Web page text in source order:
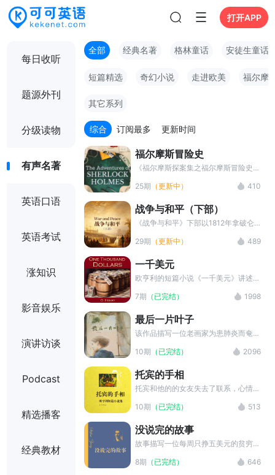
打开APP
每日收听
题源外刊
分级读物
有声名著
英语口语
英语考试
涨知识
影音娱乐
演讲访谈
Podcast
精选播客
经典教材
全部 经典名著 格林童话 安徒生童话
短篇精选 奇幻小说 走进欧美 福尔摩
其它系列
综合 订阅最多 更新时间
福尔摩斯冒险史
《福尔摩斯探案集之福尔摩斯冒险史》
斯冒险探案的精彩绝伦，扣人心弦，情
福尔摩斯的挚友华生医生与其一起侦破
大案，他们不畏风险，有时会深入虎
案天赋和卓越才华也在这些案件中展露
25期 （更新中） 410
战争与和平（下部）
《战争与和平》下部以1812年拿破仑
醒、安德烈的生命终结、娜塔莎的成长
族历史交织的宏大史诗，并表达了托尔
斯泰关于历史和人生意义的深刻思考。
29期 （更新中） 489
一千美元
欧亨利的短篇小说《一千美元》讲述了
来的一千美元遗产，最后如愿以偿拥有
由一道道选择题构成的。“一失足成千
古恨”的遗恨，“鱼与熊掌不可兼得”的
的选择。
7期 （已完结） 1998
最后一片叶子
该作品描写一位老画家为患肺炎而奄奄
事。老画家贝尔曼是一个在社会底层挣
穷困潦倒，却热爱绘画艺术，为挽救一
个青年画家的生命而献出了自己的生
10期 （已完结） 2096
托宾的手相
托宾和他的的女友失去了联系，心情无
不能的大师告诉托宾：一个深肤色的男
运，他即将面临着破财之灾，而一个弯
鼻子的男人会改变一切为他带来好运。
10期 （已完结） 513
没说完的故事
故事描写一位每周只挣五美元的贫穷女
拒绝。她复杂的内心世界真实感人的被
8期 （已完结） 646